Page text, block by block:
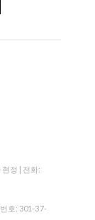
정 | 전화:
호: 301-37-